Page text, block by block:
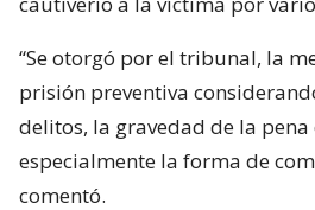
“Se otorgó por el tribunal, la
prisión preventiva
delitos, la gravedad de la
especialmente la forma de
comentó.